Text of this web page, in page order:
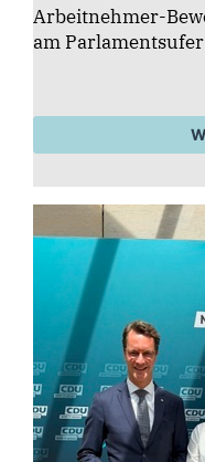
Arbeitnehmer-
am